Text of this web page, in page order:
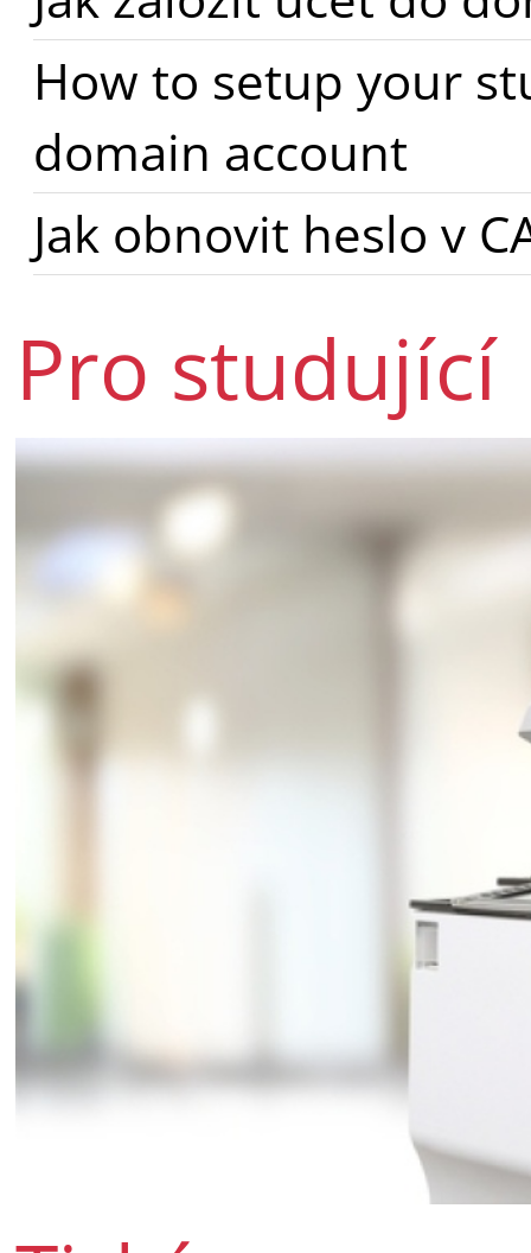
How to setup your
domain account
Jak obnovit heslo v
Pro studující